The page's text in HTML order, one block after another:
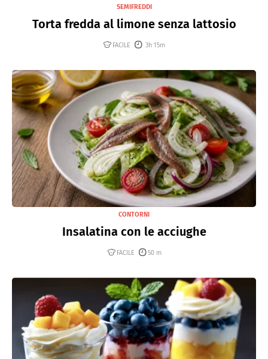
SEMIFREDDI
Torta fredda al limone senza lattosio
FACILE 3h 15m
CONTORNI
Insalatina con le acciughe
FACILE 50 m